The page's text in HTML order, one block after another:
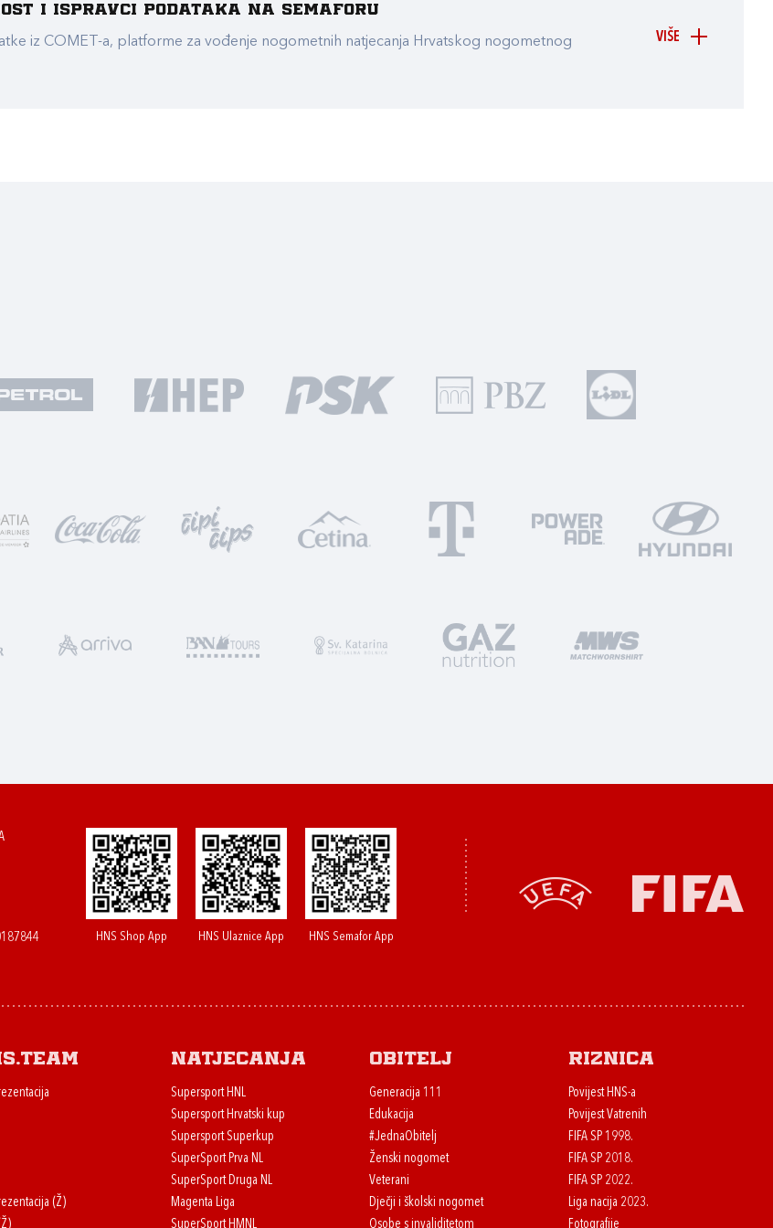
VIŠE
i ispravci podataka na Semaforu
iz COMET-a, platforme za vođenje nogometnih natjecanja Hrvatskog nogometnog
HNS Shop App HNS Ulaznice App HNS Semafor App
(Ž)
Natjecanja
Supersport HNL
Supersport Hrvatski kup
Supersport Superkup
SuperSport Prva NL
SuperSport Druga NL
Magenta Liga
SuperSport HMNL
Obitelj
Generacija 111
Edukacija
#JednaObitelj
Ženski nogomet
Veterani
Dječji i školski nogomet
Osobe s invaliditetom
Riznica
Povijest HNS-a
Povijest Vatrenih
FIFA SP 1998.
FIFA SP 2018.
FIFA SP 2022.
Liga nacija 2023.
Fotografije